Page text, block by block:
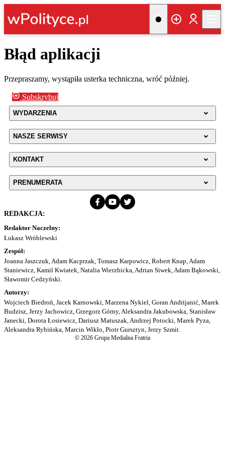
Błąd aplikacji
Przepraszamy, wystąpiła usterka techniczna, wróć później.
Subskrybuj
WYDARZENIA
NASZE SERWISY
KONTAKT
PRENUMERATA
REDAKCJA:
Redaktor Naczelny:
Łukasz Wróblewski
Zespół:
Joanna Jaszczuk, Adam Kacprzak, Tomasz Karpowicz, Robert Knap, Adam
Staniewicz, Kamil Kwiatek, Natalia Wierzbicka, Adrian Siwek, Adam Bąkowski,
Sławomir Cedzyński.
Autorzy:
Wojciech Biedroń, Jacek Karnowski, Marzena Nykiel, Goran Andrijanić, Marek
Budzisz, Jerzy Jachowicz, Grzegorz Górny, Aleksandra Jakubowska, Stanisław
Janecki, Dorota Łosiewicz, Dariusz Matuszak, Andrzej Potocki, Marek Pyza,
Aleksandra Rybińska, Marcin Wikło, Piotr Gursztyn, Jerzy Szmit.
© 2026 Grupa Medialna Fratria